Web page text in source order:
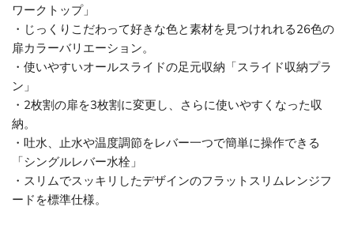
ワークトップ」
・じっくりこだわって好きな色と素材を見つけれれる26色の
扉カラーバリエーション。
・使いやすいオールスライドの足元収納「スライド収納プラ
ン」
・2枚割の扉を3枚割に変更し、さらに使いやすくなった収
納。
・吐水、止水や温度調節をレバー一つで簡単に操作できる
「シングルレバー水栓」
・スリムでスッキリしたデザインのフラットスリムレンジフ
ードを標準仕様。